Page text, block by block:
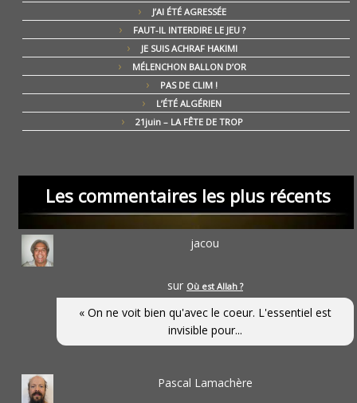
J’AI ÉTÉ AGRESSÉE
FAUT-IL INTERDIRE LE JEU ?
JE SUIS ACHRAF HAKIMI
MÉLENCHON BALLON D’OR
PAS DE CLIM !
L’ÉTÉ ALGÉRIEN
21juin – LA FÊTE DE TROP
Les commentaires les plus récents
jacou
sur Où est Allah ?
« On ne voit bien qu'avec le coeur. L'essentiel est
invisible pour...
Pascal Lamachère